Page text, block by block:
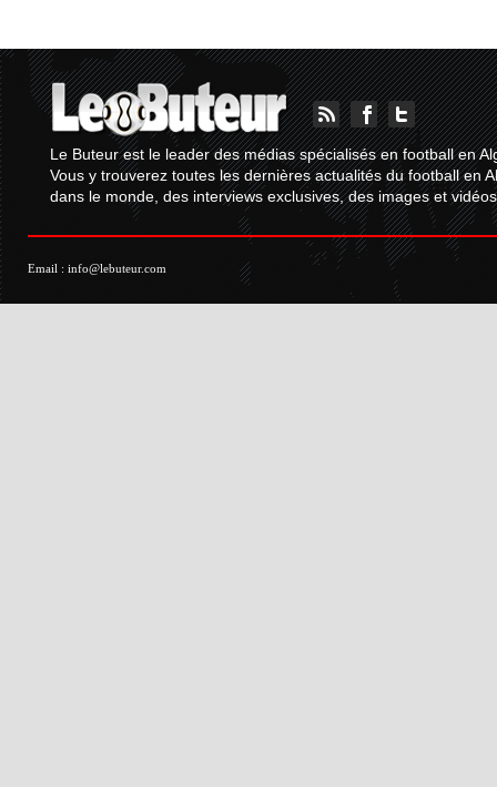
Le Buteur est le leader des médias spécialisés en football en
Vous y trouverez toutes les dernières actualités du football en
dans le monde, des interviews exclusives, des images et
Email : info@lebuteur.com